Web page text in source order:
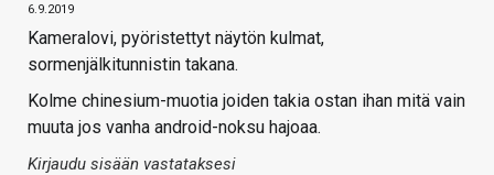
6.9.2019
Kameralovi, pyöristettyt näytön kulmat,
sormenjälkitunnistin takana.
Kolme chinesium-muotia joiden takia ostan ihan mitä vain
muuta jos vanha android-noksu hajoaa.
Kirjaudu sisään vastataksesi